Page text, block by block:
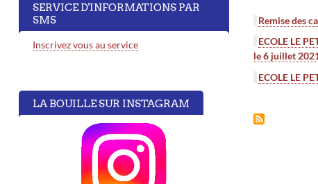
Remise des
ECOLE LE
le 6 juillet
ECOLE LE
SERVICE D'INFORMATIONS PAR
SMS
Inscrivez vous au service
LA BOUILLE SUR INSTAGRAM